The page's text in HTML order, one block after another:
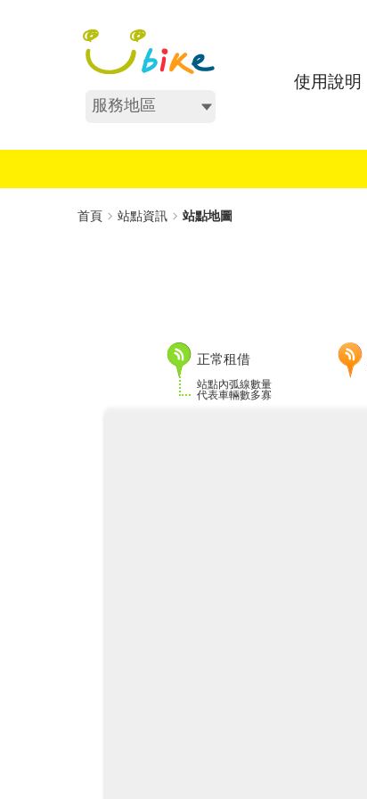
服務地區
使用說明
首頁 站點資訊 站點地圖
正常租借